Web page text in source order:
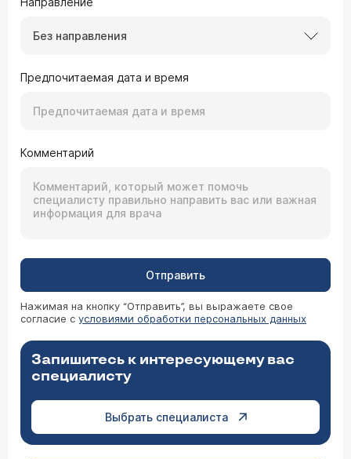
Без направления
Предпочитаемая дата и время
Комментарий
Отправить
Нажимая на кнопку “Отправить”, вы выражаете свое
согласие с условиями обработки персональных данных
Запишитесь к интересующему вас
специалисту
Выбрать специалиста